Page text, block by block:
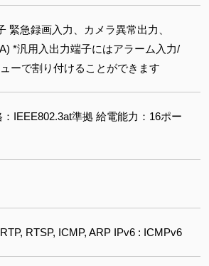
緊急録画入力、カメラ異常出力、
*汎用入出力端子にはアラーム入力/
ーで割り付けることができます
IEEE802.3at準拠 給電能力：16ポー
RTSP, ICMP, ARP IPv6 : ICMPv6